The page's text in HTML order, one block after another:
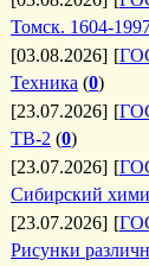
Томск. 1604-
[03.08.2026] [
Техника (0)
[23.07.2026] [
ТВ-2 (0)
[23.07.2026] [
Сибирский
[23.07.2026] [
Рисунки